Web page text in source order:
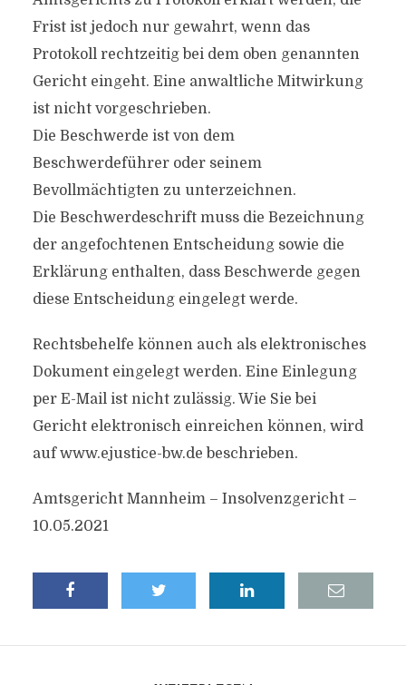
Frist ist jedoch nur gewahrt, wenn das
Protokoll rechtzeitig bei dem oben genannten
Gericht eingeht. Eine anwaltliche Mitwirkung
ist nicht vorgeschrieben.
Die Beschwerde ist von dem
Beschwerdeführer oder seinem
Bevollmächtigten zu unterzeichnen.
Die Beschwerdeschrift muss die Bezeichnung
der angefochtenen Entscheidung sowie die
Erklärung enthalten, dass Beschwerde gegen
diese Entscheidung eingelegt werde.
Rechtsbehelfe können auch als elektronisches
Dokument eingelegt werden. Eine Einlegung
per E-Mail ist nicht zulässig. Wie Sie bei
Gericht elektronisch einreichen können, wird
auf www.ejustice-bw.de beschrieben.
Amtsgericht Mannheim – Insolvenzgericht –
10.05.2021